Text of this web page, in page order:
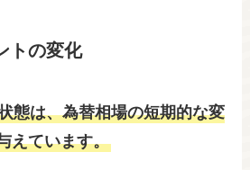
トの変化
態は、為替相場の短期的な変
えています。